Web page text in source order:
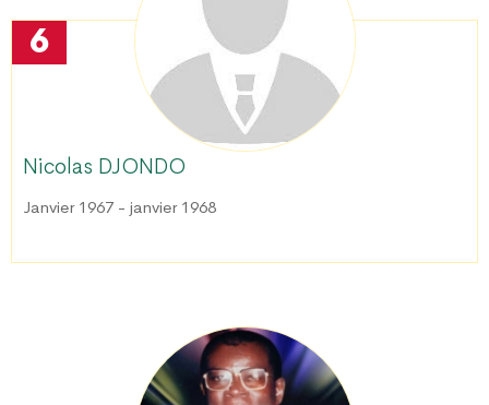
6
Nicolas DJONDO
Janvier 1967 - janvier 1968